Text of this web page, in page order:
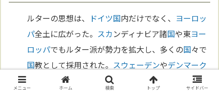
ルターの思想は、 ドイツ国内だけでなく、 ヨーロッ
パ全土に広がった。 スカンディナビア諸国や東ヨー
ロッパでもルター派が勢力を拡大し、多くの国々で
国教として採用された。 スウェーデンやデンマーク
では、王室がルター派を支持し、
国家 レベルでの宗
メニュー ホーム 検索 トップ サイドバー